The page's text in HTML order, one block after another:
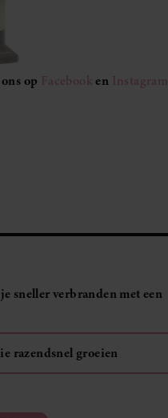
op Facebooken Instagram
sneller verbranden met een
razendsnel groeien